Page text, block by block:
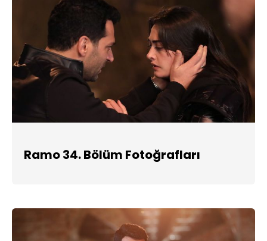
Ramo 34. Bölüm Fotoğrafları